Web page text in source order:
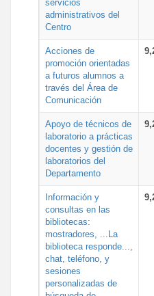
servicios
administrativos del
Centro
Acciones de
promoción orientadas
a futuros alumnos a
través del Área de
Comunicación
Apoyo de técnicos de
laboratorio a prácticas
docentes y gestión de
laboratorios del
Departamento
Información y
consultas en las
bibliotecas:
mostradores, ...La
biblioteca responde...,
chat, teléfono, y
sesiones
personalizadas de